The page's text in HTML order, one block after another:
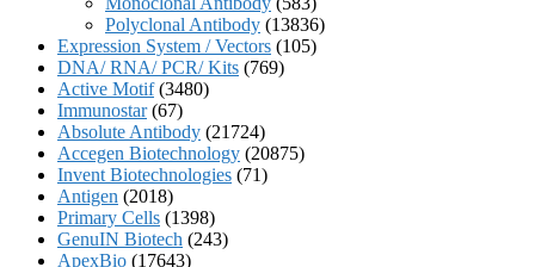
Polyclonal Antibody (13836)
Expression System / Vectors (105)
DNA/ RNA/ PCR/ Kits (769)
Active Motif (3480)
Immunostar (67)
Absolute Antibody (21724)
Accegen Biotechnology (20875)
Invent Biotechnologies (71)
Antigen (2018)
Primary Cells (1398)
GenuIN Biotech (243)
ApexBio (17643)